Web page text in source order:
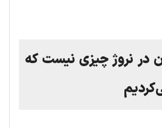
در نروژ چیزی نیست که